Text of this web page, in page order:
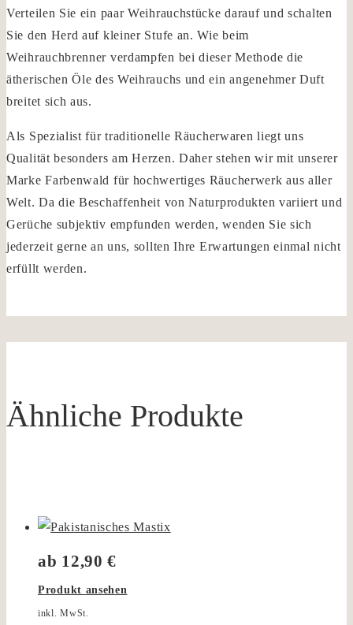
Verteilen Sie ein paar Weihrauchstücke darauf und schalten
Sie den Herd auf kleiner Stufe an. Wie beim
Weihrauchbrenner verdampfen bei dieser Methode die
ätherischen Öle des Weihrauchs und ein angenehmer Duft
breitet sich aus.
Als Spezialist für traditionelle Räucherwaren liegt uns
Qualität besonders am Herzen. Daher stehen wir mit unserer
Marke Farbenwald für hochwertiges Räucherwerk aus aller
Welt. Da die Beschaffenheit von Naturprodukten variiert und
Gerüche subjektiv empfunden werden, wenden Sie sich
jederzeit gerne an uns, sollten Ihre Erwartungen einmal nicht
erfüllt werden.
Ähnliche Produkte
ab 12,90€
Produkt ansehen
inkl. MwSt.